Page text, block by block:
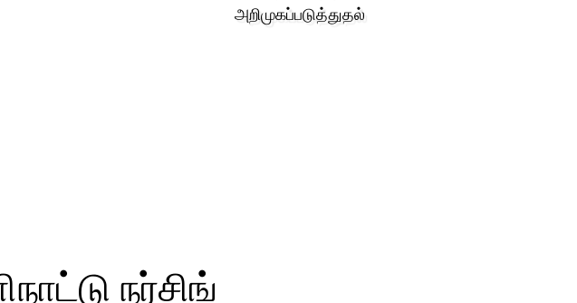
நர்சிங்
அறிமுகப்படுத்துதல்